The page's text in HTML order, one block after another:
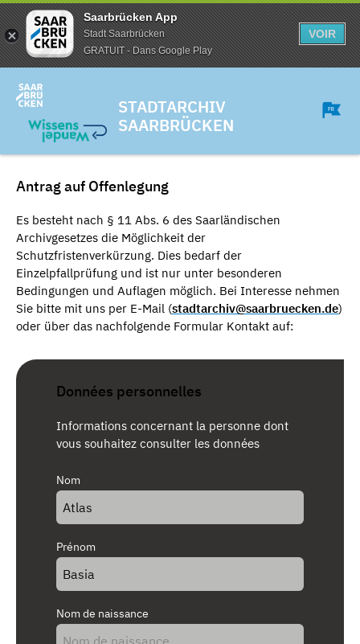
Saarbrücken App
Stadt Saarbrücken
GRATUIT - Dans Google Play
VOIR
STADTARCHIV
SAARBRÜCKEN
Antrag auf Offenlegung
Es besteht nach § 11 Abs. 6 des Saarländischen
Archivgesetzes die Möglichkeit der
Schutzfristenverkürzung. Dies bedarf der
Einzelpfallprüfung und ist nur unter besonderen
Bedingungen und Auflagen möglich. Bei Interesse nehmen
Sie bitte mit uns per E-Mail (stadtarchiv@saarbruecken.de)
oder über das nachfolgende Formular Kontakt auf:
Données personnelles
Informations concernant la personne dont
vous souhaitez consulter les données
Nom
Prénom
Nom de naissance